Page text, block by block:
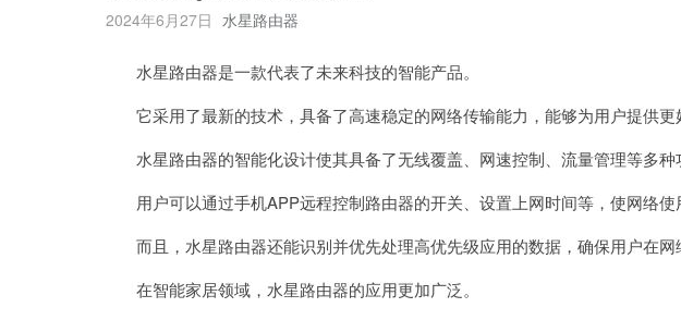
2024年6月27日 水星路由器
水星路由器是一款代表了未来科技的智能产品。
它采用了最新的技术，具备了高速稳定的网络传输能力，能够为用户提供更
水星路由器的智能化设计使其具备了无线覆盖、网速控制、流量管理等多种
用户可以通过手机APP远程控制路由器的开关、设置上网时间等，使网络使
而且，水星路由器还能识别并优先处理高优先级应用的数据，确保用户在网
在智能家居领域，水星路由器的应用更加广泛。